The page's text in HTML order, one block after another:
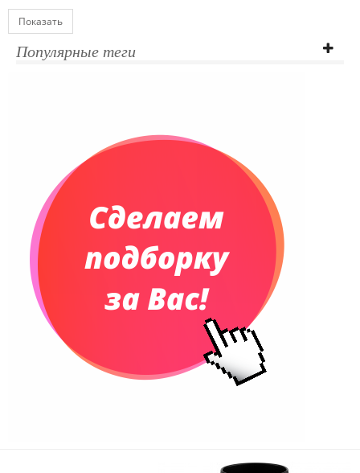
Показать
Популярные теги